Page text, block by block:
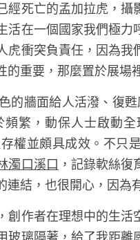
經死亡的孟加拉虎，攝
在一個國家我們極力
虎衝突負責任，因為
重要，那麼置於展場
的牆面給人活潑、復
繁，動保人士啟動
權並頗具成效。不只
濁口溪口 ，記錄軟絲
結，也很開心，因為
創作者在理想中的生